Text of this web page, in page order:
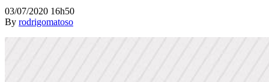
03/07/2020 16h50
By rodrigomatoso